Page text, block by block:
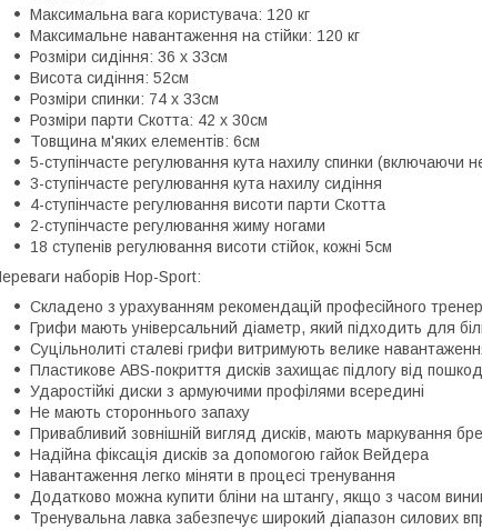
Максимальна вага користувача: 120 кг
Максимальне навантаження на стійки: 120 кг
Розміри сидіння: 36 x 33см
Висота сидіння: 52см
Розміри спинки: 74 x 33см
Розміри парти Скотта: 42 х 30см
Товщина м'яких елементів: 6см
5-ступінчасте регулювання кута нахилу спинки (включаючи
3-ступінчасте регулювання кута нахилу сидіння
4-ступінчасте регулювання висоти парти Скотта
2-ступінчасте регулювання жиму ногами
18 ступенів регулювання висоти стійок, кожні 5см
наборів Hop-Sport:
Складено з урахуванням рекомендацій професійного
Грифи мають універсальний діаметр, який підходить для
Суцільнолиті сталеві грифи витримують велике
Пластикове ABS-покриття дисків захищає підлогу від
Ударостійкі диски з армуючими профілями всередині
Не мають стороннього запаху
Привабливий зовнішній вигляд дисків, мають маркування
Надійна фіксація дисків за допомогою гайок Вейдера
Навантаження легко міняти в процесі тренування
Додатково можна купити бліни на штангу, якщо з часом
Тренувальна лавка забезпечує широкий діапазон силових